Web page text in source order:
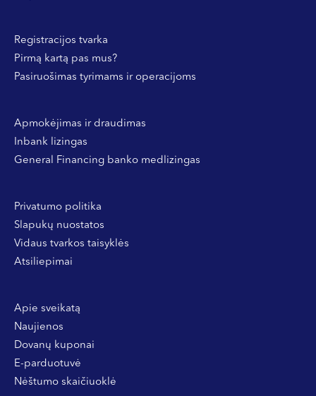
Registracijos tvarka
Pirmą kartą pas mus?
Pasiruošimas tyrimams ir operacijoms
Apmokėjimas ir draudimas
Inbank lizingas
General Financing banko medlizingas
Privatumo politika
Slapukų nuostatos
Vidaus tvarkos taisyklės
Atsiliepimai
Apie sveikatą
Naujienos
Dovanų kuponai
E-parduotuvė
Nėštumo skaičiuoklė